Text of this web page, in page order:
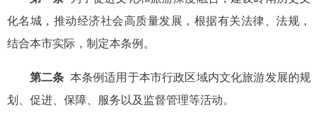
化名城，推动经济社会高质量发展，根据有关法律、法规，
结合本市实际，制定本条例。
第二条 本条例适用于本市行政区域内文化旅游发展的规
划、促进、保障、服务以及监督管理等活动。